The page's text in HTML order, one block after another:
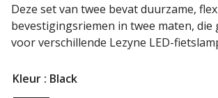
Deze set van twee bevat duurzame,
bevestigingsriemen in twee maten, die
voor verschillende Lezyne LED-
Kleur : Black